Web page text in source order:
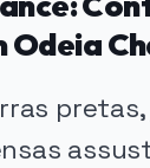
Odeia